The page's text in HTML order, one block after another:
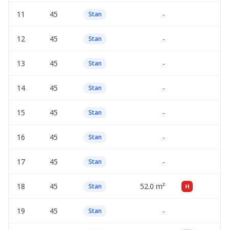
11 45 Stan -
12 45 Stan -
13 45 Stan -
14 45 Stan -
15 45 Stan -
16 45 Stan -
17 45 Stan -
18 45 Stan 52.0 m² H
19 45 Stan -